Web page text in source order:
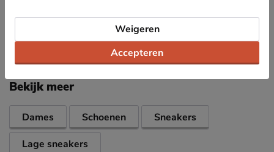
Over Puma
Bekijk meer
Dames Schoenen
Sneakers
Lage sneakers
Accepteren
Weigeren